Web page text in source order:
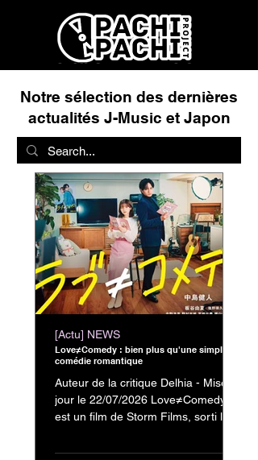
Notre sélection des dernières
actualités J-Music et Japon
Love≠Comedy : bien plus qu'une simple
comédie romantique
Auteur de la critique Delhia - Mise à
jour le 22/07/2026 Love≠Comedy
est un film de Storm Films, sorti le 3
dans le rôle de Kanzaki Reiji et
[Actu] NEWS